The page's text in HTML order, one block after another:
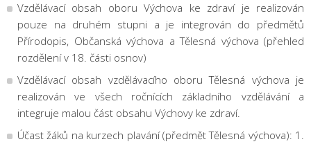
Vzdělávací obsah oboru Výchova ke zdraví je realizován
pouze na druhém stupni a je integrován do předmětů
Přírodopis, Občanská výchova a Tělesná výchova (přehled
rozdělení v 18. části osnov)
Vzdělávací obsah vzdělávacího oboru Tělesná výchova je
realizován ve všech ročnících základního vzdělávání a
integruje malou část obsahu Výchovy ke zdraví.
Účast žáků na kurzech plavání (předmět Tělesná výchova): 1.